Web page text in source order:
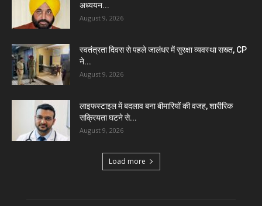
अध्ययन...
August 9, 2026
स्वतंत्रता दिवस से पहले जालंधर में सुरक्षा व्यवस्था सख्त, CP
ने...
August 9, 2026
लाइफस्टाइल में बदलाव बना बीमारियों की वजह, शारीरिक
सक्रियता घटने से...
August 9, 2026
Load more